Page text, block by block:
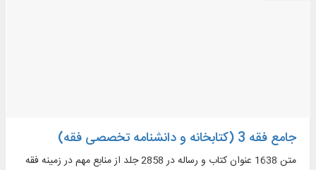
جامع فقه 3 (کتابخانه و دانشنامه تخصصی فقه)
متن 1638 عنوان کتاب و رساله در 2858 جلد از منابع مهم در زمينه فقه